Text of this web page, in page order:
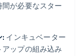
が必要なスター
: インキュベーター
ップの組み込み